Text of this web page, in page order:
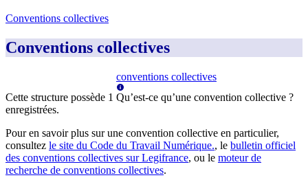
Conventions collectives
Conventions collectives
Cette structure possède 1
conventions collectives
Qu’est-ce qu’une convention collective ?
enregistrées.
Pour en savoir plus sur une convention collective en particulier,
consultez le site du Code du Travail Numérique., le bulletin officiel
des conventions collectives sur Legifrance, ou le moteur de
recherche de conventions collectives.